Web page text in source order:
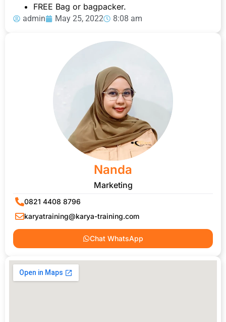
FREE Bag or bagpacker.
admin May 25, 2022 8:08 am
Nanda
Marketing
0821 4408 8796
karyatraining@karya-training.com
Chat WhatsApp